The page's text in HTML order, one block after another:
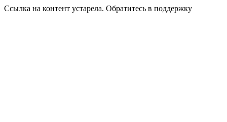
Ссылка на контент устарела. Обратитесь в поддержку